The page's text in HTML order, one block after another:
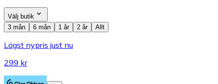
Välj butik
3 mån
6 mån 1 år 2 år Allt
Lägst nypris just nu
299 kr